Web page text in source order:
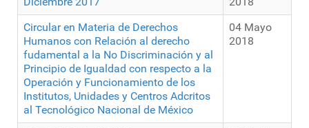
Circular en Materia de Derechos
Humanos con Relación al derecho
fudamental a la No Discriminación y al
Principio de Igualdad con respecto a la
Operación y Funcionamiento de los
Institutos, Unidades y Centros Adcritos
al Tecnológico Nacional de México
04 Mayo
2018